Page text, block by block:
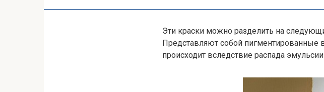
Эти краски можно разделить на
Представляют собой
происходит вследствие распада